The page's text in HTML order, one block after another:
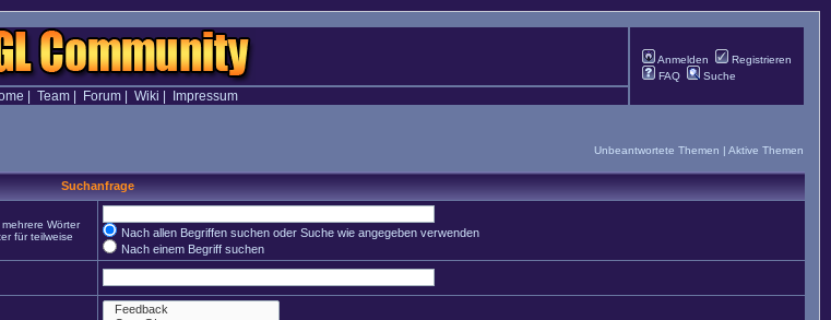
Anmelden
Registrieren
FAQ
Suche
Team| Forum| Wiki Impressum
Unbeantwortete Themen | Aktive Themen
Suchanfrage
Wörter
für teilweise
Nach allen Begriffen suchen oder Suche wie angegeben verwenden
Nach einem Begriff suchen